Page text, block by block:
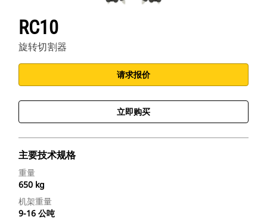
RC10
旋转切割器
请求报价
立即购买
主要技术规格
重量
650 kg
机架重量
9-16 公吨